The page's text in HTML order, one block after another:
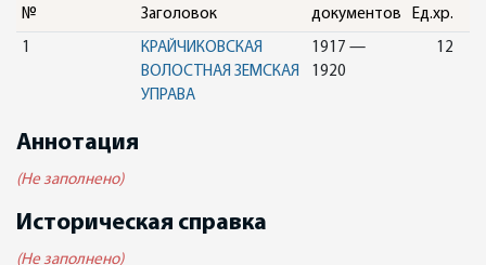
№ Заголовок
документов
Ед.хр.
1
КРАЙЧИКОВСКАЯ
ВОЛОСТНАЯ ЗЕМСКАЯ
УПРАВА
1917 —
1920
12
Аннотация
(Не заполнено)
Историческая справка
(Не заполнено)